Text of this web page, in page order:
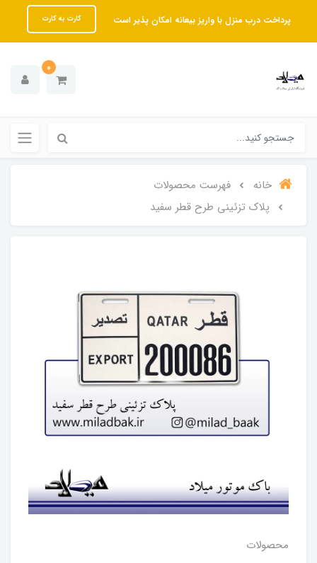
پرداخت درب منزل با واریز بیعانه امکان پذیر است کارت به کارت
0
خانه
فهرست محصولات
پلاک تزئینی طرح قطر سفید
محصولات